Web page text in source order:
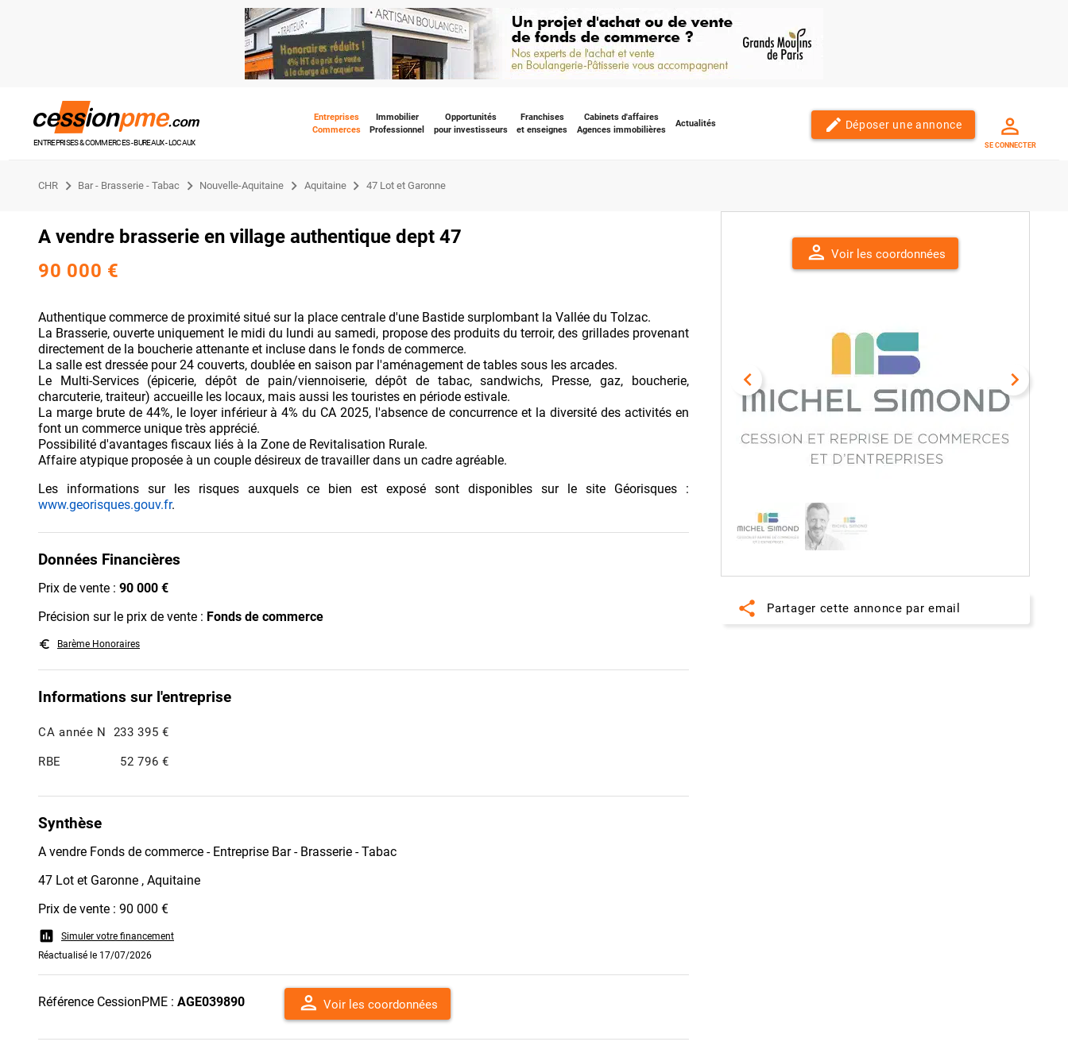
ENTREPRISES & COMMERCES - BUREAUX - LOCAUX
Entreprises
Commerces
Immobilier
Professionnel
Opportunités
pour investisseurs
Franchises
et enseignes
Cabinets d'affaires
Agences immobilières
Actualités edit Déposer une annonce
SE CONNECTER
CHR Bar - Brasserie - Tabac Nouvelle-Aquitaine Aquitaine 47 Lot et Garonne
A vendre brasserie en village authentique dept 47
90 000 €
Authentique commerce de proximité situé sur la place centrale d'une Bastide surplombant la Vallée du Tolzac.
La Brasserie, ouverte uniquement le midi du lundi au samedi, propose des produits du terroir, des grillades provenant
directement de la boucherie attenante et incluse dans le fonds de commerce.
La salle est dressée pour 24 couverts, doublée en saison par l'aménagement de tables sous les arcades.
Le Multi-Services (épicerie, dépôt de pain/viennoiserie, dépôt de tabac, sandwichs, Presse, gaz, boucherie,
charcuterie, traiteur) accueille les locaux, mais aussi les touristes en période estivale.
La marge brute de 44%, le loyer inférieur à 4% du CA 2025, l'absence de concurrence et la diversité des activités en
font un commerce unique très apprécié.
Possibilité d'avantages fiscaux liés à la Zone de Revitalisation Rurale.
Affaire atypique proposée à un couple désireux de travailler dans un cadre agréable.
Les informations sur les risques auxquels ce bien est exposé sont disponibles sur le site Géorisques :
www.georisques.gouv.fr.
Données Financières
Prix de vente : 90 000 €
Précision sur le prix de vente : Fonds de commerce
euro_symbol Barème Honoraires
Informations sur l'entreprise
CA année N 233 395 €
RBE 52 796 €
Synthèse
A vendre Fonds de commerce - Entreprise Bar - Brasserie - Tabac
47 Lot et Garonne , Aquitaine
Prix de vente : 90 000 €
assessment
Simuler votre financement
Réactualisé le 17/07/2026
Référence CessionPME : AGE039890 person Voir les coordonnées
person Voir les coordonnées
navigate_before navigate_next
share Partager cette annonce par email